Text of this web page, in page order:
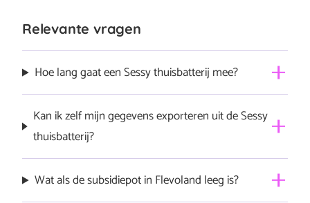
Relevante vragen
Hoe lang gaat een Sessy thuisbatterij mee?
jaar mee. Al die tijd kan Sessy zorgen voor besparingen
in je energiekosten, door slim te laden en dure pieken te
levensduur van de Sessy thuis accu
Kan ik zelf mijn gegevens exporteren uit de Sessy
thuisbatterij?
om hun gegevens zelf te exporteren via een API. Dit
Wat als de subsidiepot in Flevoland leeg is?